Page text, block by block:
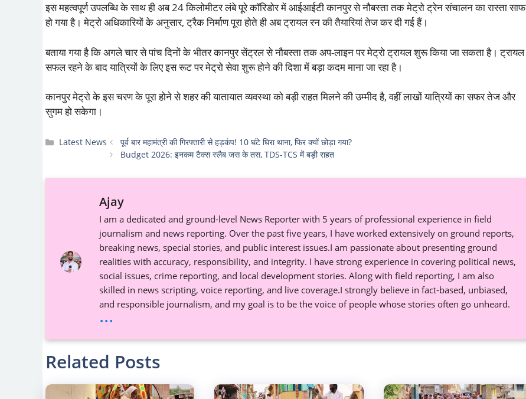
इस महत्वपूर्ण उपलब्धि के साथ ही अब 24 किलोमीटर लंबे पूरे कॉरिडोर में आईआईटी कानपुर से नौबस्ता तक मेट्रो ट्रेन संचालन का रास्ता साफ
हो गया है। मेट्रो अधिकारियों के अनुसार, ट्रैक निर्माण पूरा होते ही अब ट्रायल रन की तैयारियां तेज कर दी गई हैं।
बताया गया है कि अगले चार से पांच दिनों के भीतर कानपुर सेंट्रल से नौबस्ता तक अप-लाइन पर मेट्रो ट्रायल शुरू किया जा सकता है। ट्रायल
सफल रहने के बाद यात्रियों के लिए इस रूट पर मेट्रो सेवा शुरू होने की दिशा में बड़ा कदम माना जा रहा है।
कानपुर मेट्रो के इस चरण के पूरा होने से शहर की यातायात व्यवस्था को बड़ी राहत मिलने की उम्मीद है, वहीं लाखों यात्रियों का सफर तेज और
सुगम हो सकेगा।
Categories
Latest News
पूर्व बार महामंत्री की गिरफ्तारी से हड़कंप! 10 घंटे घिरा थाना, फिर क्यों छोड़ा गया?
Budget 2026: इनकम टैक्स स्लैब जस के तस, TDS-TCS में बड़ी राहत
Ajay
I am a dedicated and ground-level News Reporter with 5 years of professional experience in field
journalism and news reporting. Over the past five years, I have worked extensively on ground reports,
breaking news, special stories, and public interest issues.I am passionate about presenting ground
realities with accuracy, responsibility, and integrity. I have strong experience in covering political news,
social issues, crime reporting, and local development stories. Along with field reporting, I am also
skilled in news scripting, voice reporting, and live coverage.I strongly believe in fact-based, unbiased,
and responsible journalism, and my goal is to be the voice of people whose stories often go unheard.
...
Related Posts